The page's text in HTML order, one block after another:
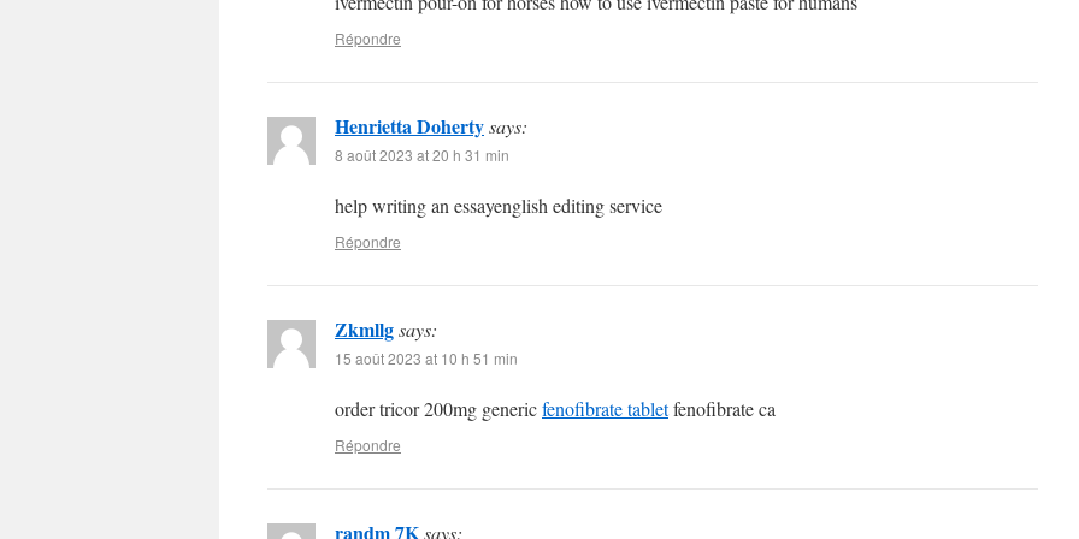
Répondre
Henrietta Dohertysays:
8 août 2023 at 20 h 31 min
help writing an essayenglish editing service
Répondre
Zkmllgsays:
15 août 2023 at 10 h 51 min
order tricor 200mg genericfenofibrate tabletfenofibrate ca
Répondre
randm 7Ksays: